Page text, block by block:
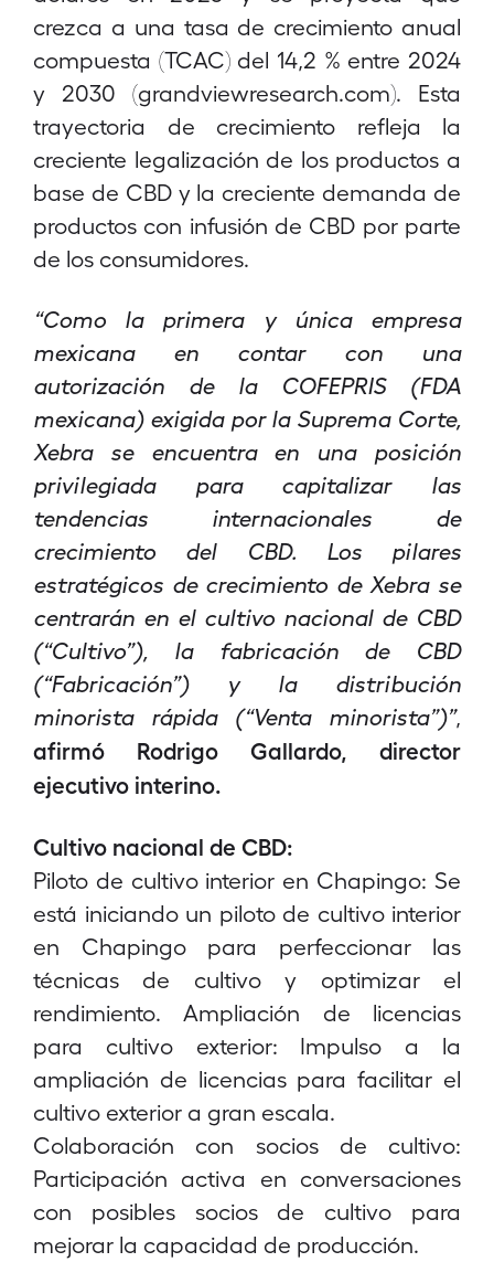
crezca a una tasa de crecimiento anual
compuesta (TCAC) del 14,2 % entre 2024
y 2030 (grandviewresearch.com). Esta
trayectoria de crecimiento refleja la
creciente legalización de los productos a
base de CBD y la creciente demanda de
productos con infusión de CBD por parte
de los consumidores.
“Como la primera y única empresa
mexicana en contar con una
autorización de la COFEPRIS (FDA
mexicana) exigida por la Suprema Corte,
Xebra se encuentra en una posición
privilegiada para capitalizar las
tendencias internacionales de
crecimiento del CBD. Los pilares
estratégicos de crecimiento de Xebra se
centrarán en el cultivo nacional de CBD
(“Cultivo”), la fabricación de CBD
(“Fabricación”) y la distribución
minorista rápida (“Venta minorista”)”,
afirmó Rodrigo Gallardo, director
ejecutivo interino.
Cultivo nacional de CBD:
Piloto de cultivo interior en Chapingo: Se
está iniciando un piloto de cultivo interior
en Chapingo para perfeccionar las
técnicas de cultivo y optimizar el
rendimiento. Ampliación de licencias
para cultivo exterior: Impulso a la
ampliación de licencias para facilitar el
cultivo exterior a gran escala.
Colaboración con socios de cultivo:
Participación activa en conversaciones
con posibles socios de cultivo para
mejorar la capacidad de producción.